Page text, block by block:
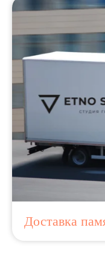
Доставка